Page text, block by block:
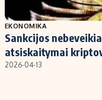
Populiarios temos
Investavimas
Akcijų rinka
EKONOMIKA
Sankcijos
atsiskaitymai
2026-04-13